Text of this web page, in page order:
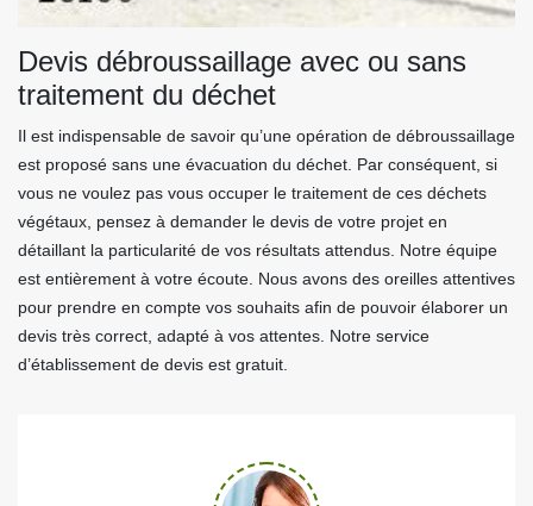
Devis débroussaillage avec ou sans
traitement du déchet
Il est indispensable de savoir qu’une opération de débroussaillage
est proposé sans une évacuation du déchet. Par conséquent, si
vous ne voulez pas vous occuper le traitement de ces déchets
végétaux, pensez à demander le devis de votre projet en
détaillant la particularité de vos résultats attendus. Notre équipe
est entièrement à votre écoute. Nous avons des oreilles attentives
pour prendre en compte vos souhaits afin de pouvoir élaborer un
devis très correct, adapté à vos attentes. Notre service
d’établissement de devis est gratuit.